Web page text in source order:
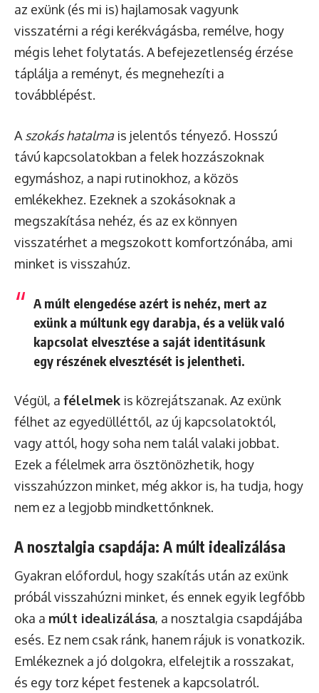
az exünk (és mi is) hajlamosak vagyunk
visszatérni a régi kerékvágásba, remélve, hogy
mégis lehet folytatás. A befejezetlenség érzése
táplálja a reményt, és megnehezíti a
továbblépést.
A szokás hatalmais jelentős tényező. Hosszú
távú kapcsolatokban a felek hozzászoknak
egymáshoz, a napi rutinokhoz, a közös
emlékekhez. Ezeknek a szokásoknak a
megszakítása nehéz, és az ex könnyen
visszatérhet a megszokott komfortzónába, ami
minket is visszahúz.
A múlt elengedése azért is nehéz, mert az
exünk a múltunk egy darabja, és a velük való
kapcsolat elvesztése a saját identitásunk
egy részének elvesztését is jelentheti.
Végül, a félelmek is közrejátszanak. Az exünk
félhet az egyedülléttől, az új kapcsolatoktól,
vagy attól, hogy soha nem talál valaki jobbat.
Ezek a félelmek arra ösztönözhetik, hogy
visszahúzzon minket, még akkor is, ha tudja, hogy
nem ez a legjobb mindkettőnknek.
A nosztalgia csapdája: A múlt idealizálása
Gyakran előfordul, hogy szakítás után az exünk
próbál visszahúzni minket, és ennek egyik legfőbb
oka a múlt idealizálása, a nosztalgia csapdájába
esés. Ez nem csak ránk, hanem rájuk is vonatkozik.
Emlékeznek a jó dolgokra, elfelejtik a rosszakat,
és egy torz képet festenek a kapcsolatról.